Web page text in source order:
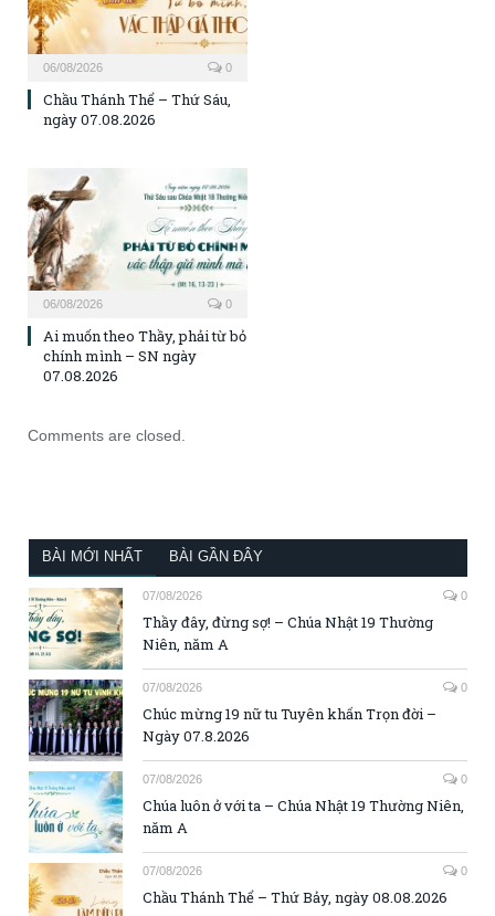
06/08/2026 0
Chầu Thánh Thể – Thứ Sáu,
ngày 07.08.2026
06/08/2026 0
Ai muốn theo Thầy, phải từ bỏ
chính mình – SN ngày
07.08.2026
Comments are closed.
BÀI MỚI NHẤT BÀI GẦN ĐÂY
07/08/2026 0
Thầy đây, đừng sợ! – Chúa Nhật 19 Thường
Niên, năm A
07/08/2026 0
Chúc mừng 19 nữ tu Tuyên khấn Trọn đời –
Ngày 07.8.2026
07/08/2026 0
Chúa luôn ở với ta – Chúa Nhật 19 Thường Niên,
năm A
07/08/2026 0
Chầu Thánh Thể – Thứ Bảy, ngày 08.08.2026